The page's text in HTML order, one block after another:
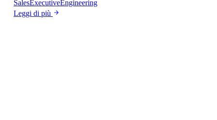
SalesExecutiveEngineering
Leggi di più